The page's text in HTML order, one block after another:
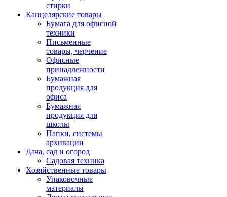
стирки
Канцелярские товары
Бумага для офисной
техники
Письменные
товары, черчение
Офисные
принадлежности
Бумажная
продукция для
офиса
Бумажная
продукция для
школы
Папки, системы
архивации
Дача, сад и огород
Садовая техника
Хозяйственные товары
Упаковочные
материалы